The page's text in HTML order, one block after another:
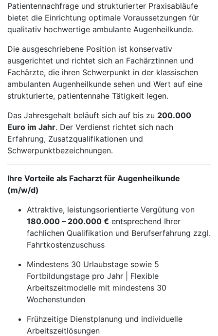
Patientennachfrage und strukturierter Praxisabläufe
bietet die Einrichtung optimale Voraussetzungen für
qualitativ hochwertige ambulante Augenheilkunde.
Die ausgeschriebene Position ist konservativ
ausgerichtet und richtet sich an Fachärztinnen und
Fachärzte, die ihren Schwerpunkt in der klassischen
ambulanten Augenheilkunde sehen und Wert auf eine
strukturierte, patientennahe Tätigkeit legen.
Das Jahresgehalt beläuft sich auf bis zu 200.000
Euro im Jahr. Der Verdienst richtet sich nach
Erfahrung, Zusatzqualifikationen und
Schwerpunktbezeichnungen.
Ihre Vorteile als Facharzt für Augenheilkunde
(m/w/d)
Attraktive, leistungsorientierte Vergütung von
180.000 – 200.000 € entsprechend Ihrer
fachlichen Qualifikation und Berufserfahrung zzgl.
Fahrtkostenzuschuss
Mindestens 30 Urlaubstage sowie 5
Fortbildungstage pro Jahr | Flexible
Arbeitszeitmodelle mit mindestens 30
Wochenstunden
Frühzeitige Dienstplanung und individuelle
Arbeitszeitlösungen